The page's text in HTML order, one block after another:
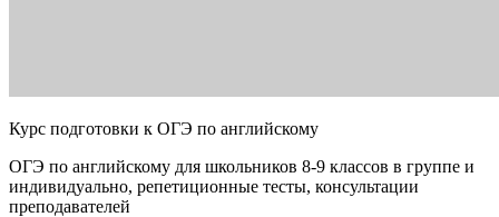
Курс подготовки к ОГЭ по английскому
ОГЭ по английскому для школьников 8-9 классов в группе и
индивидуально, репетиционные тесты, консультации
преподавателей